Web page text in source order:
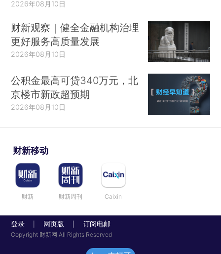
2026年08月10日
财新观察｜健全金融机构治理
更好服务高质量发展
2026年08月10日
公积金最高可贷340万元，北
京楼市新政超预期
2026年08月10日
财新移动
财新 财新周刊 Caixin
登录 网页版 订阅电邮
Copyright 财新网 All Rights Reserved